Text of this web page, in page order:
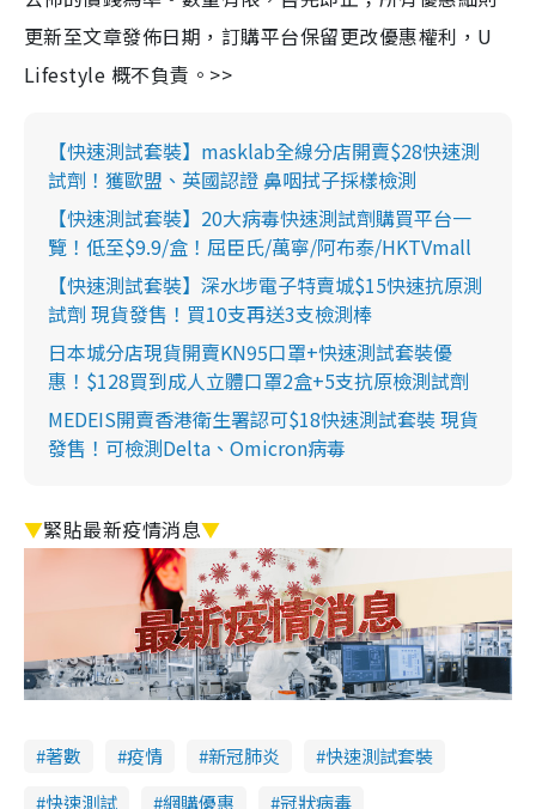
更新至文章發佈日期，訂購平台保留更改優惠權利，U
Lifestyle 概不負責。>>
【快速測試套裝】masklab全線分店開賣$28快速測
試劑！獲歐盟、英國認證 鼻咽拭子採樣檢測
【快速測試套裝】20大病毒快速測試劑購買平台一
覽！低至$9.9/盒！屈臣氏/萬寧/阿布泰/HKTVmall
【快速測試套裝】深水埗電子特賣城$15快速抗原測
試劑 現貨發售！買10支再送3支檢測棒
日本城分店現貨開賣KN95口罩+快速測試套裝優
惠！$128買到成人立體口罩2盒+5支抗原檢測試劑
MEDEIS開賣香港衛生署認可$18快速測試套裝 現貨
發售！可檢測Delta、Omicron病毒
▼緊貼最新疫情消息▼
著數 疫情 新冠肺炎
快速測試套裝
快速測試
網購優惠
冠狀病毒